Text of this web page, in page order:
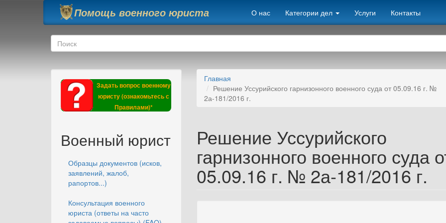
Перейти к основному содержанию
Помощь военного юриста О нас Категории дел Услуги Контакты
Форма поиска
Поиск
Задать вопрос военному
юристу (ознакомьтесь с
Правилами)*
Военный юрист
Образцы документов (исков,
заявлений, жалоб,
рапортов...)
Консультация военного
юриста (ответы на часто
Главная
Решение Уссурийского гарнизонного военного суда от 05.09.16 г. №
2а-181/2016 г.
Решение Уссурийского
гарнизонного военного суда
05.09.16 г. № 2а-181/2016 г.